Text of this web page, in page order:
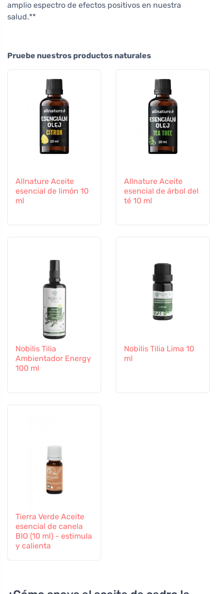
amplio espectro de efectos positivos en nuestra
salud.**
Pruebe nuestros productos naturales
Allnature Aceite
esencial de limón 10
ml
Allnature Aceite
esencial de árbol del
té 10 ml
Nobilis Tilia
Ambientador Energy
100 ml
Nobilis Tilia Lima 10
ml
Tierra Verde Aceite
esencial de canela
BIO (10 ml) - estimula
y calienta